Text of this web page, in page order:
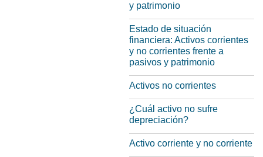
y patrimonio
Estado de situación
financiera: Activos corrientes
y no corrientes frente a
pasivos y patrimonio
Activos no corrientes
¿Cuál activo no sufre
depreciación?
Activo corriente y no corriente